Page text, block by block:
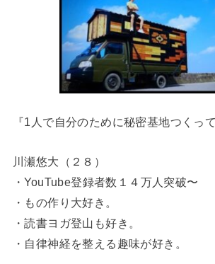
『1人で自分のために秘密基地つくって
川瀬悠大（２８）
・YouTube登録者数１４万人突破〜
・もの作り大好き。
・読書ヨガ登山も好き。
・自律神経を整える趣味が好き。